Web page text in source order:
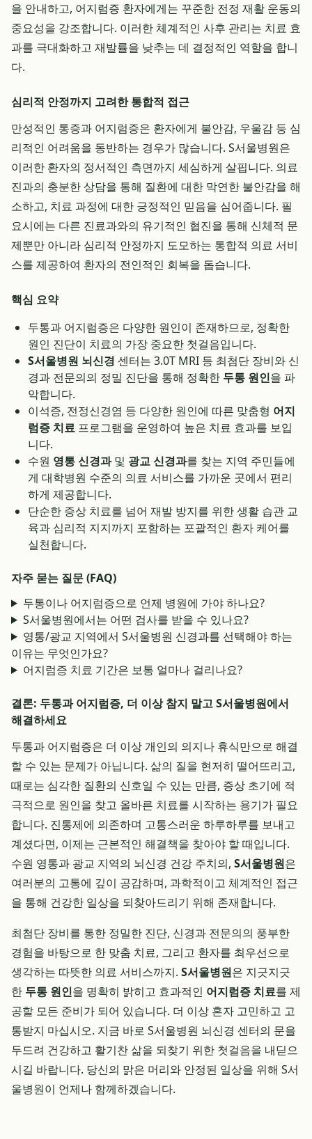
을 안내하고, 어지럼증 환자에게는 꾸준한 전정 재활 운동의
중요성을 강조합니다. 이러한 체계적인 사후 관리는 치료 효
과를 극대화하고 재발률을 낮추는 데 결정적인 역할을 합니
다.
심리적 안정까지 고려한 통합적 접근
만성적인 통증과 어지럼증은 환자에게 불안감, 우울감 등 심
리적인 어려움을 동반하는 경우가 많습니다. S서울병원은
이러한 환자의 정서적인 측면까지 세심하게 살핍니다. 의료
진과의 충분한 상담을 통해 질환에 대한 막연한 불안감을 해
소하고, 치료 과정에 대한 긍정적인 믿음을 심어줍니다. 필
요시에는 다른 진료과와의 유기적인 협진을 통해 신체적 문
제뿐만 아니라 심리적 안정까지 도모하는 통합적 의료 서비
스를 제공하여 환자의 전인적인 회복을 돕습니다.
핵심 요약
두통과 어지럼증은 다양한 원인이 존재하므로, 정확한
원인 진단이 치료의 가장 중요한 첫걸음입니다.
S서울병원 뇌신경 센터는 3.0T MRI 등 최첨단 장비와 신
경과 전문의의 정밀 진단을 통해 정확한 두통 원인을 파
악합니다.
이석증, 전정신경염 등 다양한 원인에 따른 맞춤형 어지
럼증 치료 프로그램을 운영하여 높은 치료 효과를 보입
니다.
수원 영통 신경과및 광교 신경과를 찾는 지역 주민들에
게 대학병원 수준의 의료 서비스를 가까운 곳에서 편리
하게 제공합니다.
단순한 증상 치료를 넘어 재발 방지를 위한 생활 습관 교
육과 심리적 지지까지 포함하는 포괄적인 환자 케어를
실천합니다.
자주 묻는 질문 (FAQ)
두통이나 어지럼증으로 언제 병원에 가야 하나요?
S서울병원에서는 어떤 검사를 받을 수 있나요?
영통/광교 지역에서 S서울병원 신경과를 선택해야 하는
이유는 무엇인가요?
어지럼증 치료 기간은 보통 얼마나 걸리나요?
결론: 두통과 어지럼증, 더 이상 참지 말고 S서울병원에서
해결하세요
두통과 어지럼증은 더 이상 개인의 의지나 휴식만으로 해결
할 수 있는 문제가 아닙니다. 삶의 질을 현저히 떨어뜨리고,
때로는 심각한 질환의 신호일 수 있는 만큼, 증상 초기에 적
극적으로 원인을 찾고 올바른 치료를 시작하는 용기가 필요
합니다. 진통제에 의존하며 고통스러운 하루하루를 보내고
계셨다면, 이제는 근본적인 해결책을 찾아야 할 때입니다.
수원 영통과 광교 지역의 뇌신경 건강 주치의, S서울병원은
여러분의 고통에 깊이 공감하며, 과학적이고 체계적인 접근
을 통해 건강한 일상을 되찾아드리기 위해 존재합니다.
최첨단 장비를 통한 정밀한 진단, 신경과 전문의의 풍부한
경험을 바탕으로 한 맞춤 치료, 그리고 환자를 최우선으로
생각하는 따뜻한 의료 서비스까지. S서울병원은 지긋지긋
한 두통 원인을 명확히 밝히고 효과적인 어지럼증 치료를 제
공할 모든 준비가 되어 있습니다. 더 이상 혼자 고민하고 고
통받지 마십시오. 지금 바로 S서울병원 뇌신경 센터의 문을
두드려 건강하고 활기찬 삶을 되찾기 위한 첫걸음을 내딛으
시길 바랍니다. 당신의 맑은 머리와 안정된 일상을 위해 S서
울병원이 언제나 함께하겠습니다.